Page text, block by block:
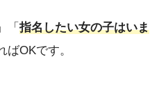
」「 指名したい女の子はいま
OKです。